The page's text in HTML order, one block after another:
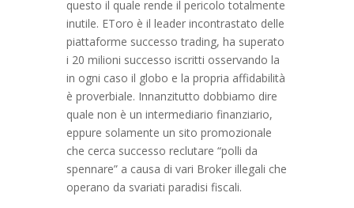
questo il quale rende il pericolo totalmente
inutile. EToro è il leader incontrastato delle
piattaforme successo trading, ha superato
i 20 milioni successo iscritti osservando la
in ogni caso il globo e la propria affidabilità
è proverbiale. Innanzitutto dobbiamo dire
quale non è un intermediario finanziario,
eppure solamente un sito promozionale
che cerca successo reclutare “polli da
spennare” a causa di vari Broker illegali che
operano da svariati paradisi fiscali.